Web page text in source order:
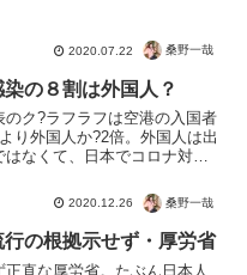
法整備検討 海外製薬要請効
2020.07.22 桑野一哉
染の８割は外国人？
のク?ラフラフは空港の入国者
り外国人か?2倍。外国人は出
はなくて、日本でコロナ対策
てるにもかかわらず、外国か
を受け入れているという現実
末に...
2020.12.26 桑野一哉
行の根拠示せず・厚労省
正直な厚労省。たぶん日本人